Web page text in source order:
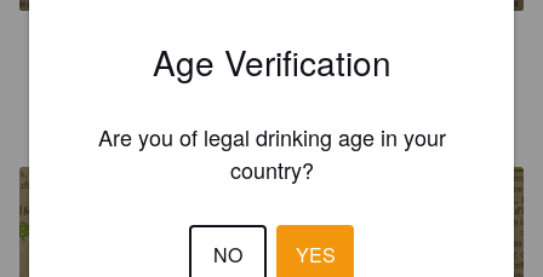
Age Verification
Are you of legal drinking age in your
country?
NO YES